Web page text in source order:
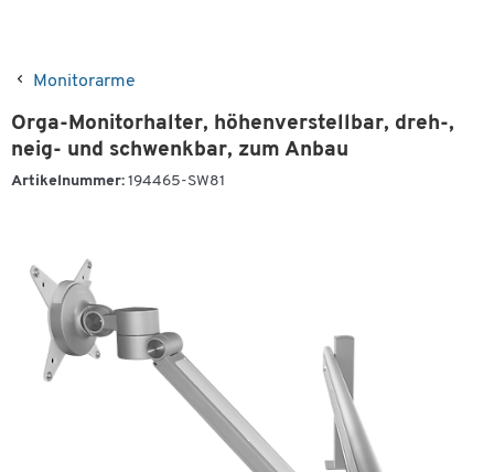
Monitorarme
Orga-Monitorhalter, höhenverstellbar, dreh-,
neig- und schwenkbar, zum Anbau
Artikelnummer: 194465-SW81